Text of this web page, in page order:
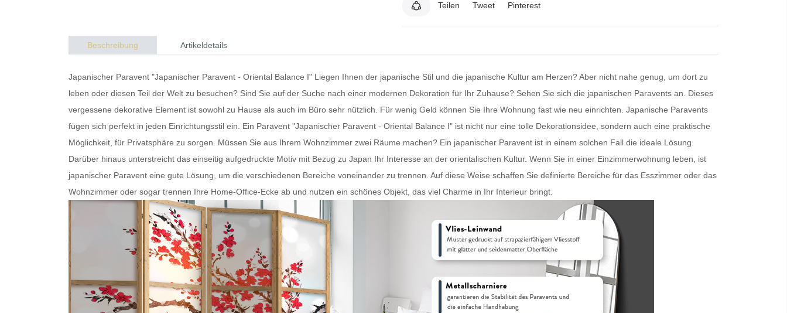
Teilen Tweet Pinterest
Beschreibung Artikeldetails
Japanischer Paravent "Japanischer Paravent - Oriental Balance I" Liegen Ihnen der japanische Stil und die japanische Kultur am Herzen? Aber nicht nahe genug, um dort zu
leben oder diesen Teil der Welt zu besuchen? Sind Sie auf der Suche nach einer modernen Dekoration für Ihr Zuhause? Sehen Sie sich die japanischen Paravents an. Dieses
vergessene dekorative Element ist sowohl zu Hause als auch im Büro sehr nützlich. Für wenig Geld können Sie Ihre Wohnung fast wie neu einrichten. Japanische Paravents
fügen sich perfekt in jeden Einrichtungsstil ein. Ein Paravent "Japanischer Paravent - Oriental Balance I" ist nicht nur eine tolle Dekorationsidee, sondern auch eine praktische
Möglichkeit, für Privatsphäre zu sorgen. Müssen Sie aus Ihrem Wohnzimmer zwei Räume machen? Ein japanischer Paravent ist in einem solchen Fall die ideale Lösung.
Darüber hinaus unterstreicht das einseitig aufgedruckte Motiv mit Bezug zu Japan Ihr Interesse an der orientalischen Kultur. Wenn Sie in einer Einzimmerwohnung leben, ist
japanischer Paravent eine gute Lösung, um die verschiedenen Bereiche voneinander zu trennen. Auf diese Weise schaffen Sie definierte Bereiche für das Esszimmer oder das
Wohnzimmer oder sogar trennen Ihre Home-Office-Ecke ab und nutzen ein schönes Objekt, das viel Charme in Ihr Interieur bringt.